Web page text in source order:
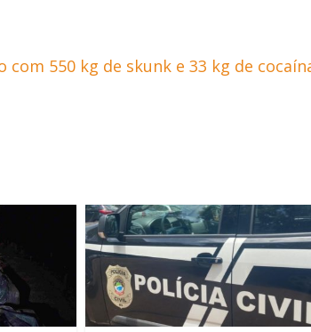
550 kg de skunk e 33 kg de